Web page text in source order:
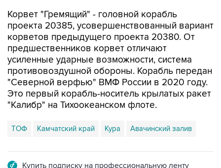
Корвет "Гремящий" - головной корабль
проекта 20385, усовершенствованный вариант
корветов предыдущего проекта 20380. От
предшественников корвет отличают
усиленные ударные возможности, система
противовоздушной обороны. Корабль передан
"Северной верфью" ВМФ России в 2020 году.
Это первый корабль-носитель крылатых ракет
"Калибр" на Тихоокеанском флоте.
ТОФ Камчатский край Кура Авачинский залив
Купить подписку на профессиональную ленту